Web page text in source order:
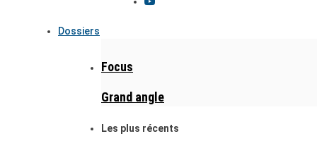
Dossiers
Focus
Grand angle
Les plus récents